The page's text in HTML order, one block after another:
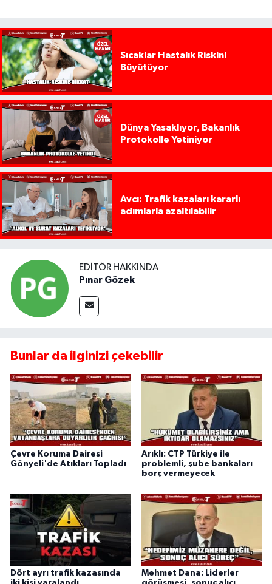
Sıcaklar Hastalık Riskini
Büyütüyor
Dünya Yasaklıyor, Bakanlık
Protokolle Yetiniyor
Avcı: Trafik kazaları kararlı
adımlarla azaltılabilir
EDITÖR HAKKINDA
Pınar Gözek
Bunlar da ilginizi çekebilir
Çevre Koruma Dairesi
Gönyeli'de Atıkları Topladı
Arıklı: CTP Türkiye ile
problemli, şube bankaları
borç vermeyecek
Dört ayrı trafik kazasında
Mehmet Dana: Liderler